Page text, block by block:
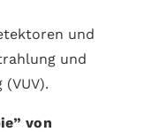
und
und
von